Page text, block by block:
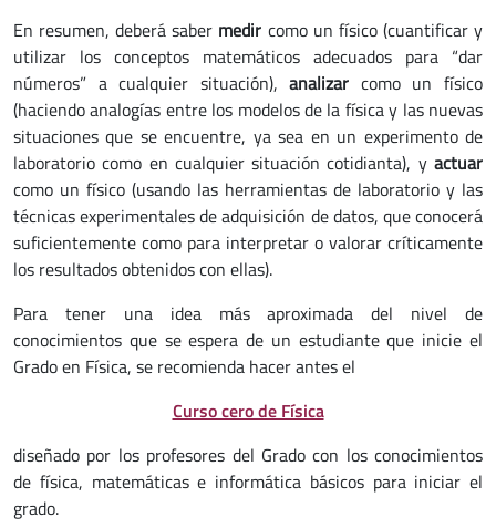
En resumen, deberá saber medir como un físico (cuantificar y
utilizar los conceptos matemáticos adecuados para “dar
números” a cualquier situación),analizar como un físico
(haciendo analogías entre los modelos de la física y las nuevas
situaciones que se encuentre, ya sea en un experimento de
laboratorio como en cualquier situación cotidianta), y actuar
como un físico (usando las herramientas de laboratorio y las
técnicas experimentales de adquisición de datos, que conocerá
suficientemente como para interpretar o valorar críticamente
los resultados obtenidos con ellas).
Para tener una idea más aproximada del nivel de
conocimientos que se espera de un estudiante que inicie el
Grado en Física, se recomienda hacer antes el
Curso cero de Física
diseñado por los profesores del Grado con los conocimientos
de física, matemáticas e informática básicos para iniciar el
grado.